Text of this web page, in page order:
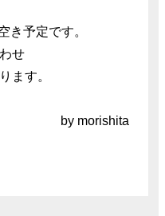
き予定です。
せ
ます。
by morishita